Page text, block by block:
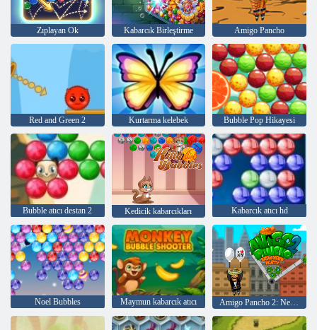
Zıplayan Ok Kabarcık Birleştirme Amigo Pancho
Red and Green 2 Kurtarma kelebek Bubble Pop Hikayesi
Bubble atıcı destan 2 Kedicik kabarcıkları Kabarcık atıcı hd
Noel Bubbles Maymun kabarcık atıcı Amigo Pancho 2: New York Partisi